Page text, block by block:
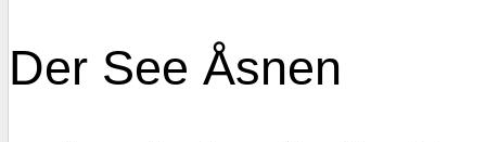
Der See Åsnen